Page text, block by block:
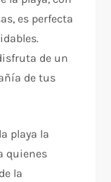
es perfecta
de un
de tus
playa la
quienes
la